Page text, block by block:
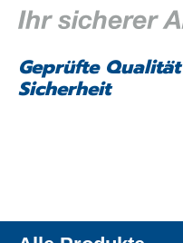
Geprüfte
Sicherheit